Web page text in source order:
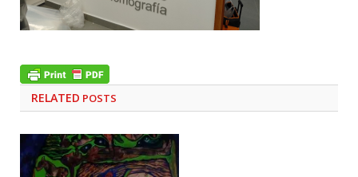
RELATED POSTS